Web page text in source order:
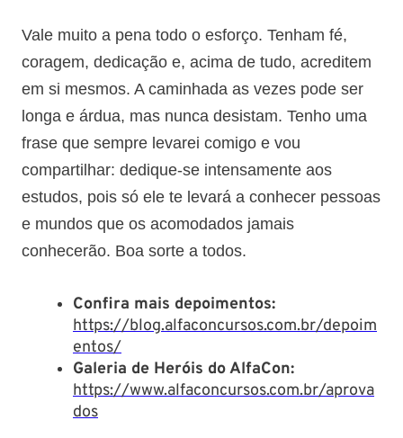
Vale muito a pena todo o esforço. Tenham fé,
coragem, dedicação e, acima de tudo, acreditem
em si mesmos. A caminhada as vezes pode ser
longa e árdua, mas nunca desistam. Tenho uma
frase que sempre levarei comigo e vou
compartilhar: dedique-se intensamente aos
estudos, pois só ele te levará a conhecer pessoas
e mundos que os acomodados jamais
conhecerão. Boa sorte a todos.
Confira mais depoimentos:
https://blog.alfaconcursos.com.br/depoim
entos/
Galeria de Heróis do AlfaCon:
https://www.alfaconcursos.com.br/aprova
dos